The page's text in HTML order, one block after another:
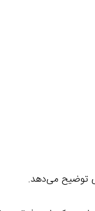
توضیح می‌دهد.